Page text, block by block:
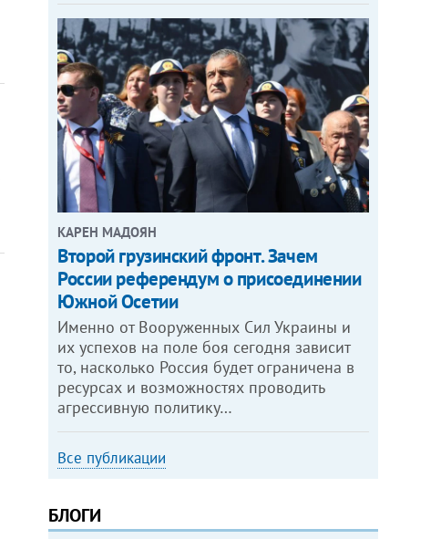
КАРЕН МАДОЯН
Второй грузинский фронт. Зачем
России референдум о присоединении
Южной Осетии
Именно от Вооруженных Сил Украины и
их успехов на поле боя сегодня зависит
то, насколько Россия будет ограничена в
ресурсах и возможностях проводить
агрессивную политику…
Все публикации
БЛОГИ